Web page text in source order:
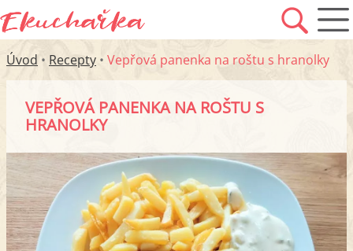
Úvod • Recepty • Vepřová panenka na roštu s hranolky
VEPŘOVÁ PANENKA NA ROŠTU S
HRANOLKY